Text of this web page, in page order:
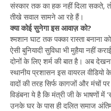
संस्कार तक का हक नहीं दिला सकते,
तीखे सवाल सामने आ रहे हैं।
क्या कोई सुनेगा इस आवाज़ को?
श्मशान घाट तक पक्का रास्ता बनाना
ऐसी बुनियादी सुविधा भी मुहैया नहीं
दोनों के लिए शर्म की बात है। अब
स्थानीय प्रशासन इस वायरल वीडियो
वादों की तरह सिर्फ कागजों और मंचों
विडंबना ये है कि मंत्री जी के भाषणों में
उनके घर के पास ही दलित समाज